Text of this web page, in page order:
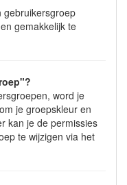
gebruikersgroep
gemakkelijk te
word je
je groepskleur en
kan je de permissies
te wijzigen via het